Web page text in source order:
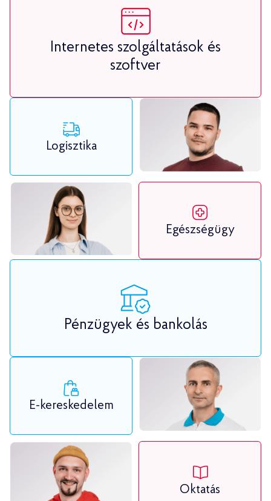
Internetes szolgáltatások és
szoftver
Logisztika
Egészségügy
E-kereskedelem
Oktatás
Pénzügyek és bankolás